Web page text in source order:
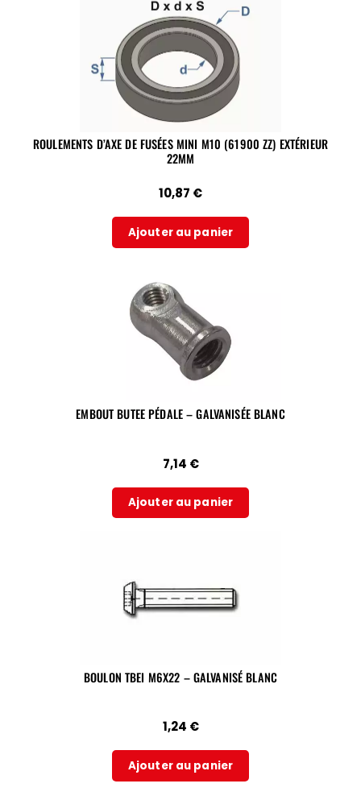
ROULEMENTS D’AXE DE FUSÉES MINI M10 (61900 ZZ) EXTÉRIEUR
22MM
10,87 €
Ajouter au panier
EMBOUT BUTEE PÉDALE – GALVANISÉE BLANC
7,14 €
Ajouter au panier
BOULON TBEI M6X22 – GALVANISÉ BLANC
1,24 €
Ajouter au panier